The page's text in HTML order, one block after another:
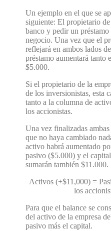
Un ejemplo en el que se
siguiente: El propietario
banco y pedir un
negocio. Una vez que el
reflejará en ambos lados
préstamo aumentará
$5.000.
Si el propietario de la
de los inversionistas, esta
tanto a la columna de
los accionistas.
Una vez finalizadas
que no haya cambiado
activo habrá aumentado
pasivo ($5.000) y el
sumarán también $11.000.
Activos (+$11,000) =
los
Para que el balance se
del activo de la empresa
pasivo más el capital.